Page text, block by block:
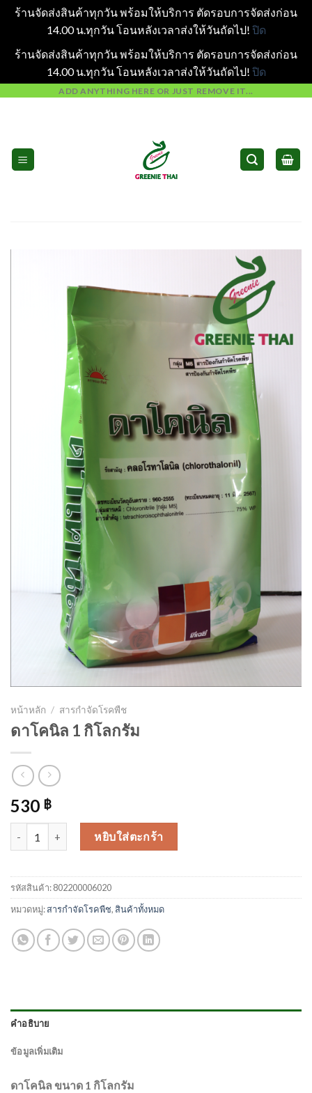
ร้านจัดส่งสินค้าทุกวัน พร้อมให้บริการ ตัดรอบการจัดส่งก่อน
14.00 น.ทุกวัน โอนหลังเวลาส่งให้วันถัดไป! ปิด
ร้านจัดส่งสินค้าทุกวัน พร้อมให้บริการ ตัดรอบการจัดส่งก่อน
14.00 น.ทุกวัน โอนหลังเวลาส่งให้วันถัดไป! ปิด
ADD ANYTHING HERE OR JUST REMOVE IT...
หน้าหลัก / สารกำจัดโรคพืช
ดาโคนิล 1 กิโลกรัม
530 ฿
จำนวน ดาโคนิล 1 กิโลกรัม ชิ้น
หยิบใส่ตะกร้า
รหัสสินค้า:802200006020
หมวดหมู่:สารกำจัดโรคพืช, สินค้าทั้งหมด
คำอธิบาย
ข้อมูลเพิ่มเติม
ดาโคนิล ขนาด 1 กิโลกรัม